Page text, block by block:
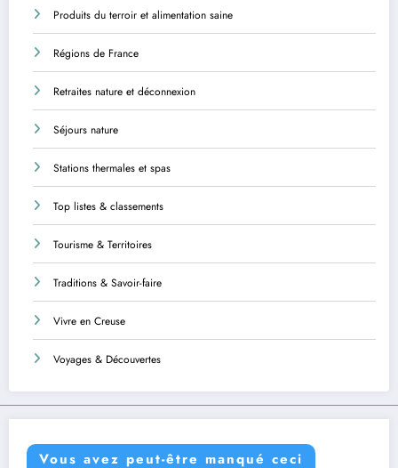
Produits du terroir et alimentation saine
Régions de France
Retraites nature et déconnexion
Séjours nature
Stations thermales et spas
Top listes & classements
Tourisme & Territoires
Traditions & Savoir-faire
Vivre en Creuse
Voyages & Découvertes
Vous avez peut-être manqué ceci